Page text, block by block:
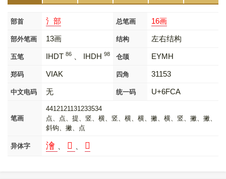
部首 氵部 总笔画 16画
部外笔画 13画 结构 左右结构
五笔 IHDT 86 、 IHDH 98 仓颉 EYMH
郑码 VIAK 四角 31153
中文电码 无 统一码 U+6FCA
笔画
4412121131233534
点、点、提、竖、横、竖、横、横、撇、横、竖、撇、撇、
斜钩、撇、点
异体字 澮 𤂾 𤃴